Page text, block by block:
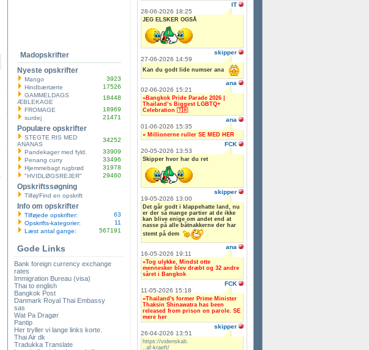
Madopskrifter
Nyeste opskrifter
Mango
3923
Hindbærtærte
17526
GAMMELDAGS
ÆBLEKAGE
18448
FROMAGE
18969
surdej
21471
Populære opskrifter
STEGTE RIS MED
ANANAS
34252
Pandekager med fyld.
33909
Penang curry
33496
Hjemmebagt rugbrød
31978
"HVIDLØGSREJER"
29460
Opskriftssøgning
Tilføj/Find en opskrift
Info om opskrifter
Tilføjede opskrifter:
63
Opskrifts-kategorier:
11
Læst antal gange:
567191
Gode Links
Bank foreign currency exchange
rates
Immigration Bureau (visa)
Thai to english
Bangkok Post
Danmark Royal Thai Embassy
sas
Wat Pa Dragør
Pantip
Her tryller vi lange links korte.
Thai Air dk
Tradukka Translate
IT
28-06-2026 18:25
JEG ELSKER OGSÅ
skipper
27-06-2026 14:59
Kan du godt lide numser ana
ana
02-06-2026 15:21
»Bangkok Pride Parade 2026 |
Thailand’s Biggest LGBTQ+
Celebration 🇹🇭
ana
01-06-2026 15:35
» Millionerne ruller SE MED HER
FCK
20-05-2026 13:53
Skipper hvor har du ret
skipper
19-05-2026 13:00
Det går godt i klappehatte land, nu
er der så mange partier at de ikke
kan blive enige om andet end at
nasse på alle båtnakkerne der har
stemt på dem
ana
16-05-2026 19:11
»Tog ulykke, Mindst otte
mennesker blev dræbt og 32 andre
såret i Bangkok
FCK
11-05-2026 15:18
»Thailand's former Prime Minister
Thaksin Shinawatra has been
released from prison on parole. SE
mere her
skipper
26-04-2026 13:51
https://videnskab.
..af-kraeft/